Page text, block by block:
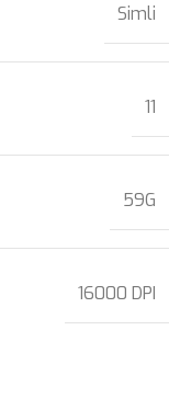
Simli
11
59G
16000 DPI